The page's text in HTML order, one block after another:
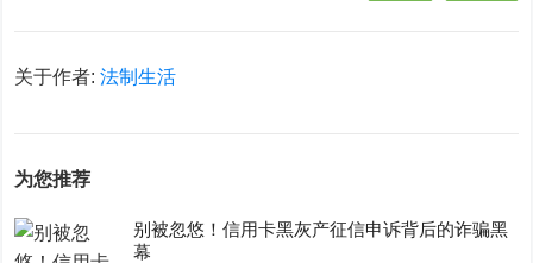
关于作者:法制生活
为您推荐
别被忽悠！信用卡黑灰产征信申诉背后的诈骗黑
幕